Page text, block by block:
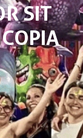
SIT